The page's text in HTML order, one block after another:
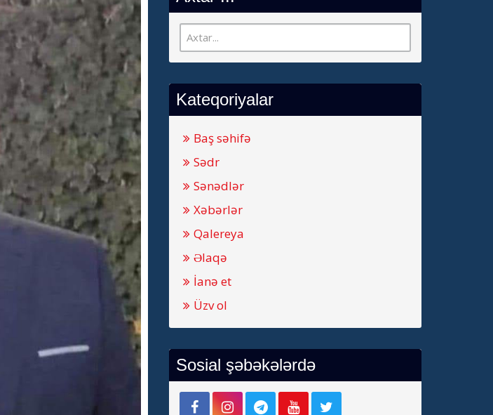
Kateqoriyalar
Baş səhifə
Sədr
Sənədlər
Xəbərlər
Qalereya
Əlaqə
İanə et
Üzv ol
Sosial şəbəkələrdə